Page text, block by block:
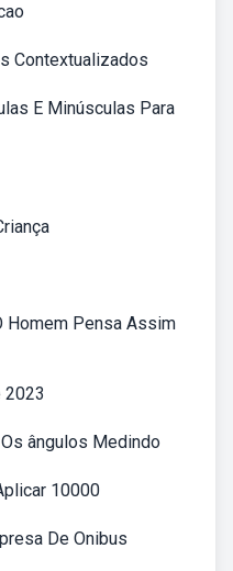
Contextualizados
E Minúsculas Para
Homem Pensa Assim
2023
ângulos Medindo
10000
De Onibus